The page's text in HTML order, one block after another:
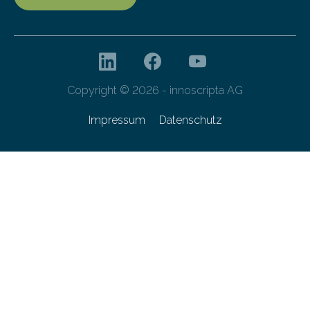
Copyright © 2026 - innoscripta AG
Impressum Datenschutz